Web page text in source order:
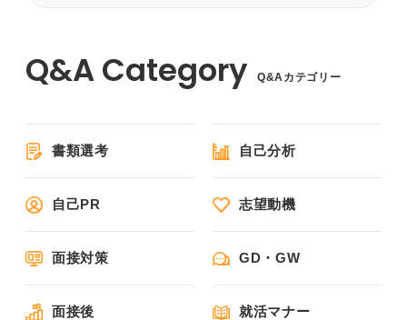
Q&Aカテゴリー
書類選考 自己分析
自己PR 志望動機
面接対策 GD・GW
面接後 就活マナー